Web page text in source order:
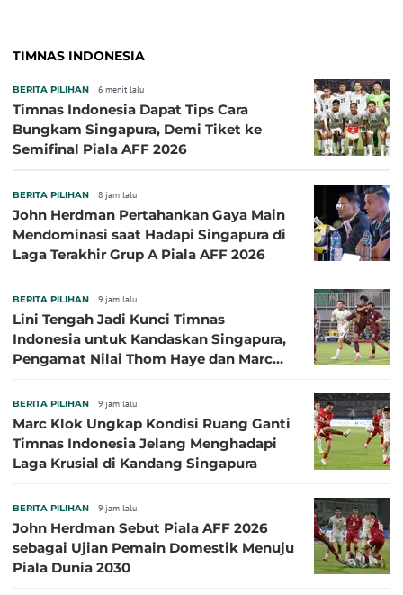
TIMNAS INDONESIA
BERITA PILIHAN 6 menit lalu
Timnas Indonesia Dapat Tips Cara
Bungkam Singapura, Demi Tiket ke
Semifinal Piala AFF 2026
BERITA PILIHAN 8 jam lalu
John Herdman Pertahankan Gaya Main
Mendominasi saat Hadapi Singapura di
Laga Terakhir Grup A Piala AFF 2026
BERITA PILIHAN 9 jam lalu
Lini Tengah Jadi Kunci Timnas
Indonesia untuk Kandaskan Singapura,
Pengamat Nilai Thom Haye dan Marc
BERITA PILIHAN 9 jam lalu
Marc Klok Ungkap Kondisi Ruang Ganti
Timnas Indonesia Jelang Menghadapi
Laga Krusial di Kandang Singapura
BERITA PILIHAN 9 jam lalu
John Herdman Sebut Piala AFF 2026
sebagai Ujian Pemain Domestik Menuju
Piala Dunia 2030